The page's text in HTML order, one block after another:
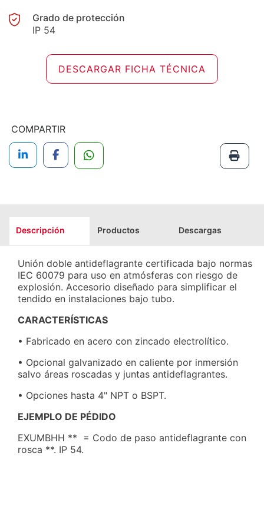
Grado de protección
IP 54
DESCARGAR FICHA TÉCNICA
COMPARTIR
Descripción
Unión doble antideflagrante certificada bajo normas
IEC 60079 para uso en atmósferas con riesgo de
explosión. Accesorio diseñado para simplificar el
tendido en instalaciones bajo tubo.
CARACTERÍSTICAS
• Fabricado en acero con zincado electrolítico.
• Opcional galvanizado en caliente por inmersión
salvo áreas roscadas y juntas antideflagrantes.
• Opciones hasta 4" NPT o BSPT.
EJEMPLO DE PÉDIDO
EXUMBHH ** = Codo de paso antideflagrante con
rosca **. IP 54.
Productos Descargas